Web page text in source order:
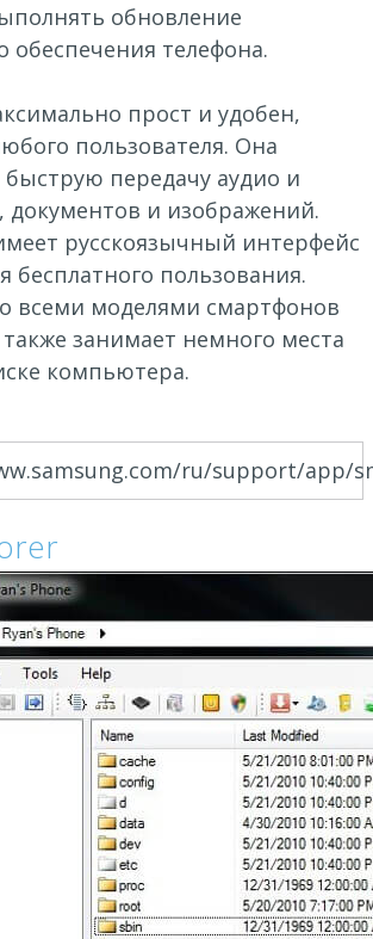
обновление
обеспечения телефона.
прост и удобен,
пользователя. Она
быструю передачу аудио и
документов и изображений.
русскоязычный интерфейс
бесплатного пользования.
всеми моделями смартфонов
также занимает немного места
компьютера.
ru/support/app/